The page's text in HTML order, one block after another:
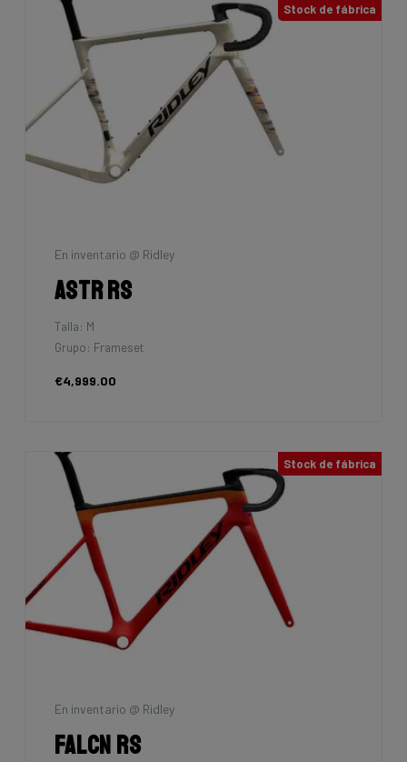
Stock de fábrica
En inventario @ Ridley
Astr RS
Talla: M
Grupo: Frameset
€4,999.00
Stock de fábrica
En inventario @ Ridley
Falcn RS